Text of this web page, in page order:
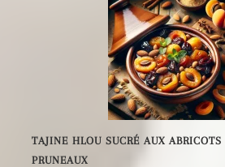
TAJINE HLOU SUCRÉ AUX
PRUNEAUX